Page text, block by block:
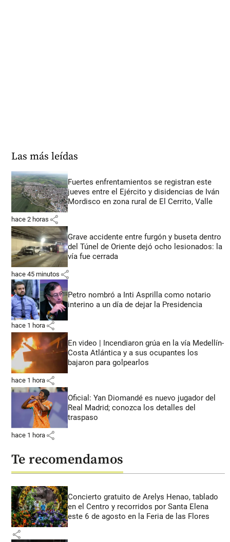
Las más leídas
Fuertes enfrentamientos se registran este
jueves entre el Ejército y disidencias de Iván
Mordisco en zona rural de El Cerrito, Valle
hace 2 horas share
Grave accidente entre furgón y buseta dentro
del Túnel de Oriente dejó ocho lesionados: la
vía fue cerrada
hace 45 minutos share
Petro nombró a Inti Asprilla como notario
interino a un día de dejar la Presidencia
hace 1 hora share
En video | Incendiaron grúa en la vía Medellín-
Costa Atlántica y a sus ocupantes los
bajaron para golpearlos
hace 1 hora share
Oficial: Yan Diomandé es nuevo jugador del
Real Madrid; conozca los detalles del
traspaso
hace 1 hora share
Te recomendamos
Concierto gratuito de Arelys Henao, tablado
en el Centro y recorridos por Santa Elena
este 6 de agosto en la Feria de las Flores
share